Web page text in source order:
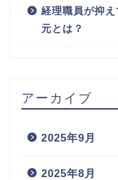
経理職員が抑
元とは？
アーカイブ
2025年9月
2025年8月